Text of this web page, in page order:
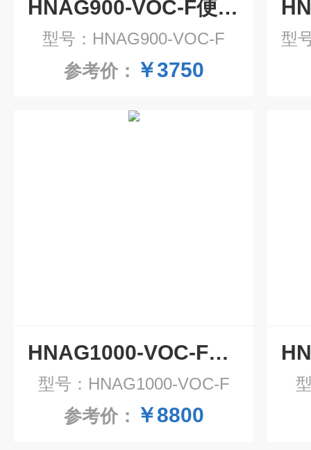
HNAG900-VOC-F便携式TVOC检测仪 在线voc监测仪
型号：HNAG900-VOC-F
参考价： ￥3750
型
HNAG1000-VOC-F在线式VOC气体检测仪 在线voc监测仪
型号：HNAG1000-VOC-F
参考价： ￥8800